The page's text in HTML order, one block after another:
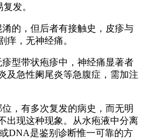
发。
的，但后者有接触史，皮疹与
痒，无神经痛。
型带状疱疹中，神经痛显著者
及急性阑尾炎等急腹症，需加注
，有多次复发的病史，而无明
出现这种现象。从水疱液中分离
DNA是鉴别诊断惟一可靠的方